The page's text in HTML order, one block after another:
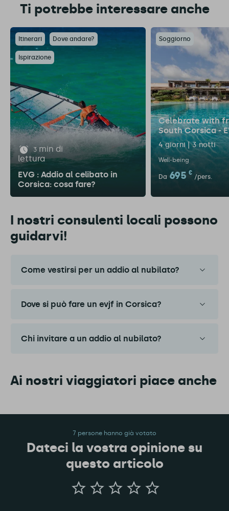
Ti potrebbe interessare anche
Itinerari Dove andare?
Ispirazione
3min di
lettura
EVG : Addio al celibato in
Corsica: cosa fare?
Soggiorno
Celebrate with
South Corsica -
4 giorni | 3 notti
Well-being
Da 695 €
/pers.
I nostri consulenti locali possono
guidarvi!
Come vestirsi per un addio al nubilato?
Dove si può fare un evjf in Corsica?
Chi invitare a un addio al nubilato?
Ai nostri viaggiatori piace anche
7 persone hanno già votato
Dateci la vostra opinione su
questo articolo
Dateci
la